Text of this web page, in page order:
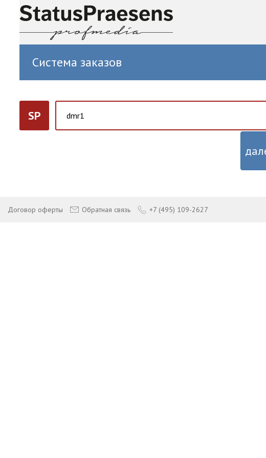
Система заказов
SP
Договор оферты Обратная связь +7 (495) 109-2627